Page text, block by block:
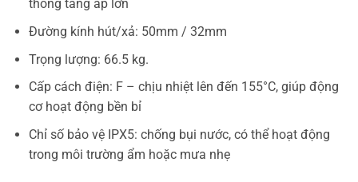
thống tăng áp lớn
Đường kính hút/xả: 50mm / 32mm
Trọng lượng: 66.5 kg.
Cấp cách điện: F – chịu nhiệt lên đến 155°C, giúp động
cơ hoạt động bền bỉ
Chỉ số bảo vệ IPX5: chống bụi nước, có thể hoạt động
trong môi trường ẩm hoặc mưa nhẹ